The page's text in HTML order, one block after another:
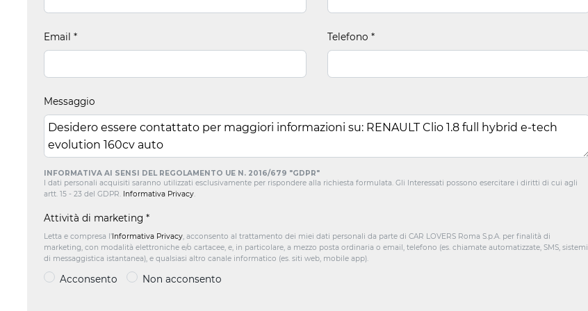
Email * Telefono *
Messaggio
INFORMATIVA AI SENSI DEL REGOLAMENTO UE N. 2016/679 "GDPR"
I dati personali acquisiti saranno utilizzati esclusivamente per rispondere alla richiesta formulata. Gli Interessati possono esercitare i diritti di cui agli
artt. 15 - 23 del GDPR. Informativa Privacy
Attività di marketing *
Letta e compresa l’Informativa Privacy , acconsento al trattamento dei miei dati personali da parte di CAR LOVERS Roma S.p.A. per finalità di
marketing, con modalità elettroniche e/o cartacee, e, in particolare, a mezzo posta ordinaria o email, telefono (es. chiamate automatizzate, SMS, sistemi
di messaggistica istantanea), e qualsiasi altro canale informatico (es. siti web, mobile app).
Acconsento Non acconsento